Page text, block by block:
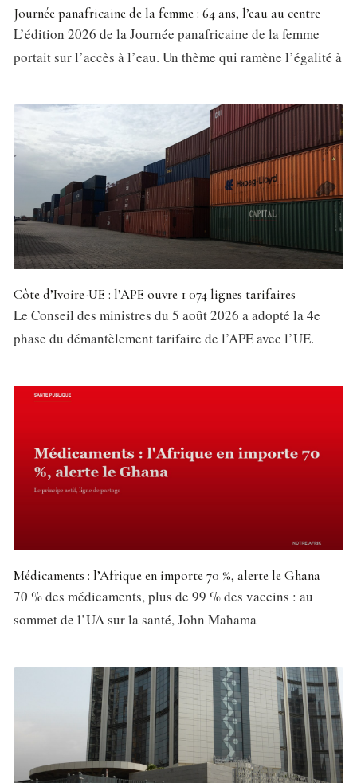
Journée panafricaine de la femme : 64 ans, l’eau au centre
L’édition 2026 de la Journée panafricaine de la femme
portait sur l’accès à l’eau. Un thème qui ramène l’égalité à
Côte d’Ivoire-UE : l’APE ouvre 1 074 lignes tarifaires
Le Conseil des ministres du 5 août 2026 a adopté la 4e
phase du démantèlement tarifaire de l’APE avec l’UE.
Médicaments : l’Afrique en importe 70 %, alerte le Ghana
70 % des médicaments, plus de 99 % des vaccins : au
sommet de l’UA sur la santé, John Mahama